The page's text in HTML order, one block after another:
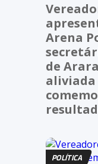
Arena
de
aliviada
POLÍTICA